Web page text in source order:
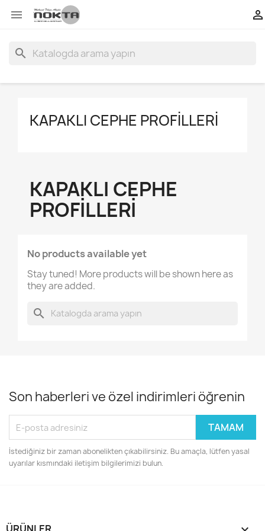
 
search
KAPAKLI CEPHE PROFILLERI
KAPAKLI CEPHE
PROFILLERI
No products available yet
Stay tuned! More products will be shown here as
they are added.
search
Son haberleri ve özel indirimleri öğrenin
İstediğiniz bir zaman abonelikten çıkabilirsiniz. Bu amaçla, lütfen yasal
uyarılar kısmındaki iletişim bilgilerimizi bulun.